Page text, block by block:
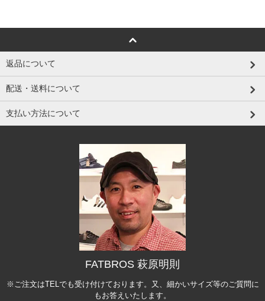
返品について
配送・送料について
支払い方法について
FATBROS 萩原明則
※ご注文はTELでも受け付けております。又、細かいサイズ等のご質問に
もお答えいたします。